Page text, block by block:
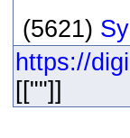
(5621)
https://
[[""]]